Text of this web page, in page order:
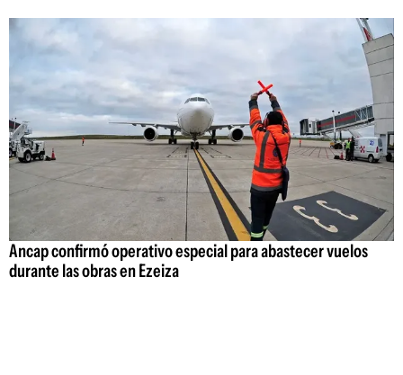
Ancap confirmó operativo especial para abastecer vuelos
durante las obras en Ezeiza